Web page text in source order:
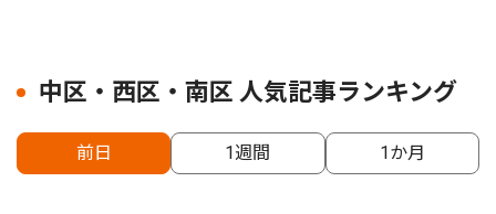
中区・西区・南区 人気記事ランキング
前日 1週間 1か月